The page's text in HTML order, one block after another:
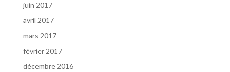
juin 2017
avril 2017
mars 2017
février 2017
décembre 2016